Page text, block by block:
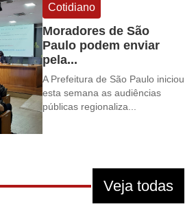
Cotidiano
Moradores de São
Paulo podem enviar
pela...
A Prefeitura de São Paulo iniciou
esta semana as audiências
públicas regionaliza...
Veja todas